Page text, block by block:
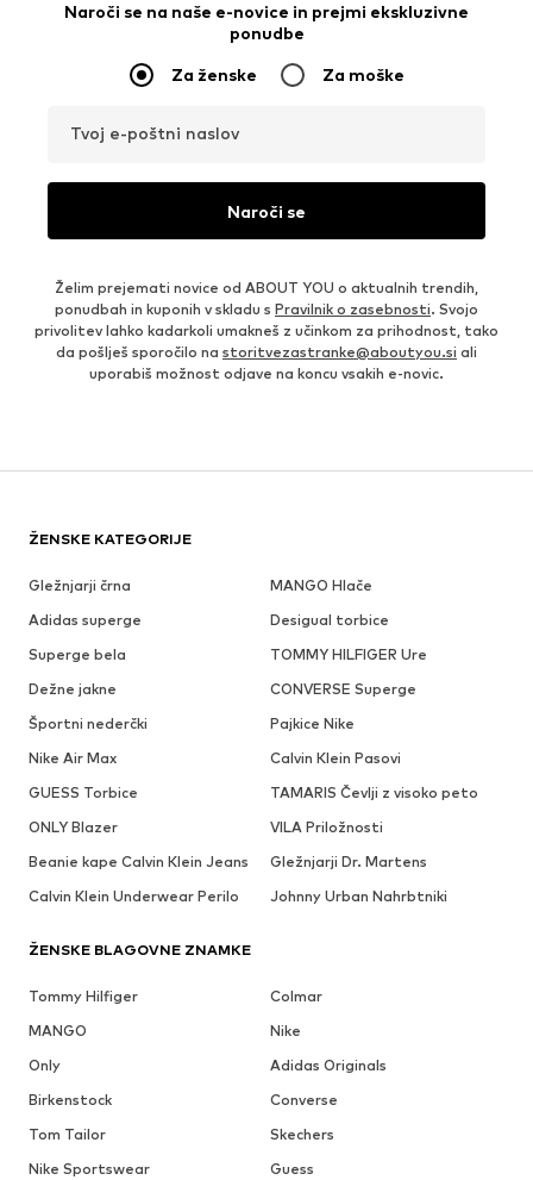
Naroči se na naše e-novice in prejmi ekskluzivne
ponudbe
Za ženske Za moške
Tvoj e-poštni naslov
Naroči se
Želim prejemati novice od ABOUT YOU o aktualnih trendih,
ponudbah in kuponih v skladu s Pravilnik o zasebnosti. Svojo
privolitev lahko kadarkoli umakneš z učinkom za prihodnost, tako
da pošlješ sporočilo na storitvezastranke@aboutyou.si ali
uporabiš možnost odjave na koncu vsakih e-novic.
ŽENSKE KATEGORIJE
Gležnjarji črna
MANGO Hlače
Adidas superge
Desigual torbice
Superge bela
TOMMY HILFIGER Ure
Dežne jakne
CONVERSE Superge
Športni nederčki
Pajkice Nike
Nike Air Max
Calvin Klein Pasovi
GUESS Torbice
TAMARIS Čevlji z visoko peto
ONLY Blazer
VILA Priložnosti
Beanie kape Calvin Klein Jeans
Gležnjarji Dr. Martens
Calvin Klein Underwear Perilo
Johnny Urban Nahrbtniki
ŽENSKE BLAGOVNE ZNAMKE
Tommy Hilfiger
Colmar
MANGO
Nike
Only
Adidas Originals
Birkenstock
Converse
Tom Tailor
Skechers
Nike Sportswear
Guess